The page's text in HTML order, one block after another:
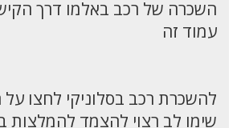
השכרה של רכב באלמו דרך
עמוד זה
להשכרת רכב בסלוניקי לחצו
שימו לב רצוי להצמד להמלצות